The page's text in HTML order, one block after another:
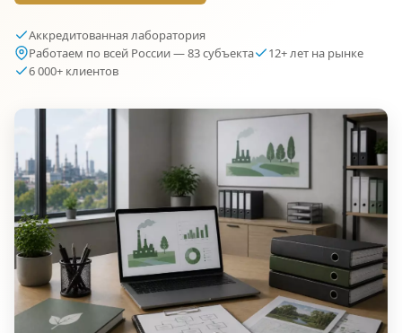
Аккредитованная лаборатория
Работаем по всей России — 83 субъекта
12+ лет на рынке
6 000+ клиентов